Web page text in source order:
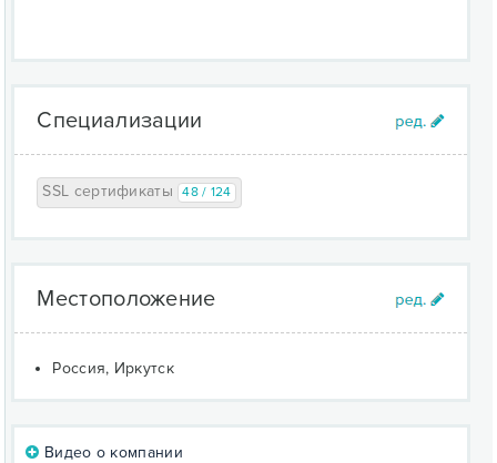
Специализации
SSL сертификаты 48 / 124
Местоположение
Россия, Иркутск
Видео о компании